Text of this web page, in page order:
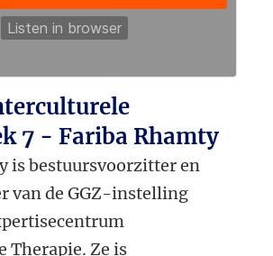
7 - Fariba Rhamty
is bestuursvoorzitter en
van de GGZ-instelling
Therapie. Ze is